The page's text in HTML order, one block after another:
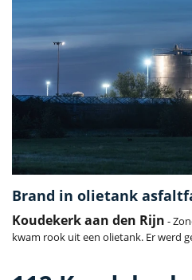
Brand in olietank
Koudekerk aan den Rijn -
kwam rook uit een olietank. Er werd